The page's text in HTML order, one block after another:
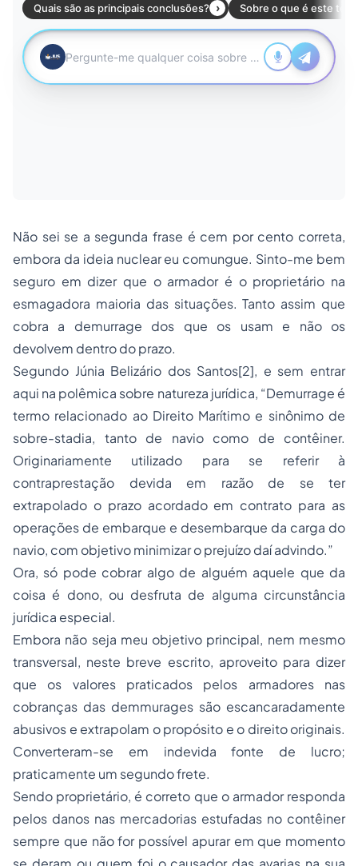
Não sei se a segunda frase é cem por cento correta,
embora da ideia nuclear eu comungue. Sinto-me bem
seguro em dizer que o armador é o proprietário na
esmagadora maioria das situações. Tanto assim que
cobra a demurrage dos que os usam e não os
devolvem dentro do prazo.
Segundo Júnia Belizário dos Santos[2], e sem entrar
aqui na polêmica sobre natureza jurídica, “Demurrage é
termo relacionado ao Direito Marítimo e sinônimo de
sobre-stadia, tanto de navio como de contêiner.
Originariamente utilizado para se referir à
contraprestação devida em razão de se ter
extrapolado o prazo acordado em contrato para as
operações de embarque e desembarque da carga do
navio, com objetivo minimizar o prejuízo daí advindo.”
Ora, só pode cobrar algo de alguém aquele que da
coisa é dono, ou desfruta de alguma circunstância
jurídica especial.
Embora não seja meu objetivo principal, nem mesmo
transversal, neste breve escrito, aproveito para dizer
que os valores praticados pelos armadores nas
cobranças das demmurages são escancaradamente
abusivos e extrapolam o propósito e o direito originais.
Converteram-se em indevida fonte de lucro;
praticamente um segundo frete.
Sendo proprietário, é correto que o armador responda
pelos danos nas mercadorias estufadas no contêiner
sempre que não for possível apurar em que momento